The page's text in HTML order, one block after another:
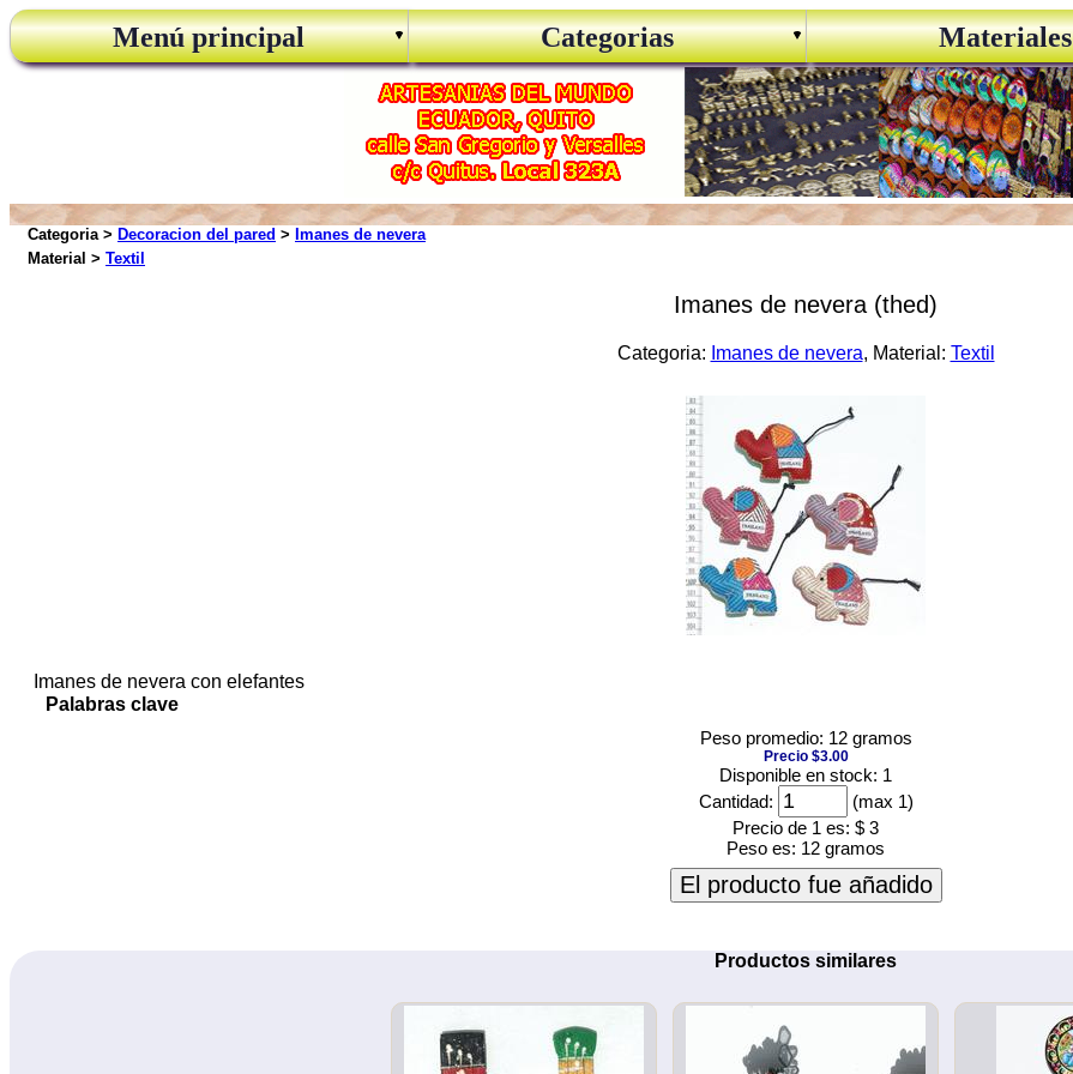
Menú principal Categorias Materiales
Categoria > Decoracion del pared > Imanes de nevera
Material > Textil
Imanes de nevera (thed)
Categoria: Imanes de nevera, Material: Textil
Imanes de nevera con elefantes
Palabras clave
Peso promedio: 12 gramos
Precio $3.00
Disponible en stock: 1
Cantidad:
(max 1)
Precio de 1 es: $ 3
Peso es: 12 gramos
El producto fue añadido
Productos similares